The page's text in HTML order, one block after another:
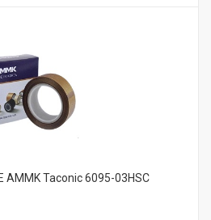
AMMK Taconic 6095-03HSC